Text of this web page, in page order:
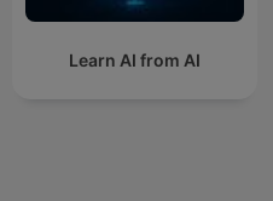
Learn AI from AI